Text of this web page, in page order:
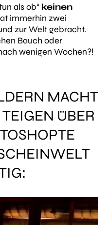
als ob“ keinen
immerhin zwei
zur Welt gebracht.
Bauch oder
wenigen Wochen?!
MACHT
ÜBER